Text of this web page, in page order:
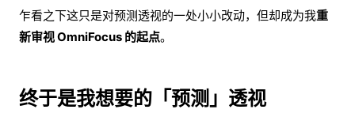
乍看之下这只是对预测透视的一处小小改动，但却成为我重
新审视 OmniFocus 的起点。
终于是我想要的「预测」透视